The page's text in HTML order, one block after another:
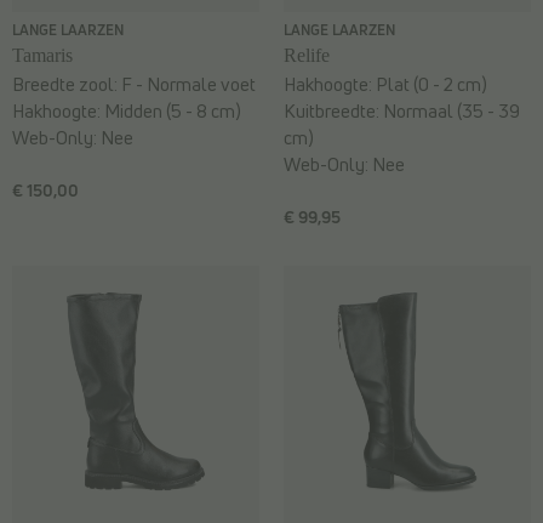
LANGE LAARZEN
Tamaris
€ 150,00
Breedte zool: F - Normale voet
Hakhoogte: Midden (5 - 8 cm)
Web-Only: Nee
LANGE LAARZEN
Relife
€ 99,95
Hakhoogte: Plat (0 - 2 cm)
Kuitbreedte: Normaal (35 - 39
cm)
Web-Only: Nee